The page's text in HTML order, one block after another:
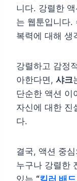
니다. 강렬한
는 웹툰입니다.
복력에 대해 생
강렬하고 감정
아한다면, 샤크
단순한 액션 이
자신에 대한 진
다.
결국, 액션 중
누구나 강렬한
있는 “킬러 배